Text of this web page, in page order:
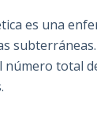
es una
número total